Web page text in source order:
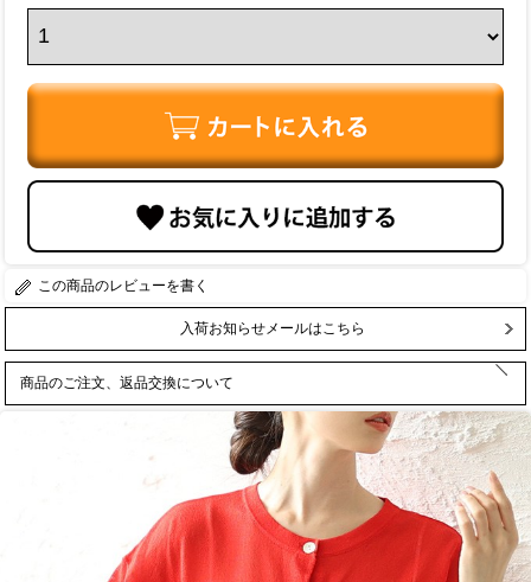
レビューを書く
入荷お知らせメールはこちら
商品のご注文、返品交換について